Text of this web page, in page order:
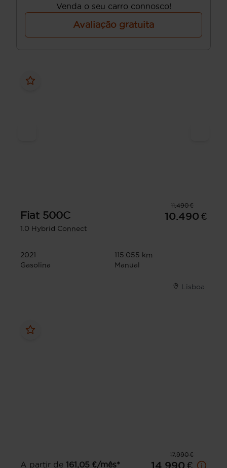
Venda o seu carro connosco!
Avaliação gratuita
11.490 €
Fiat 500C
1.0 Hybrid Connect
10.490 €
2021
115.055 km
Gasolina
Manual
Lisboa
17.990 €
A partir de 161,05 €/mês*
14.990 €